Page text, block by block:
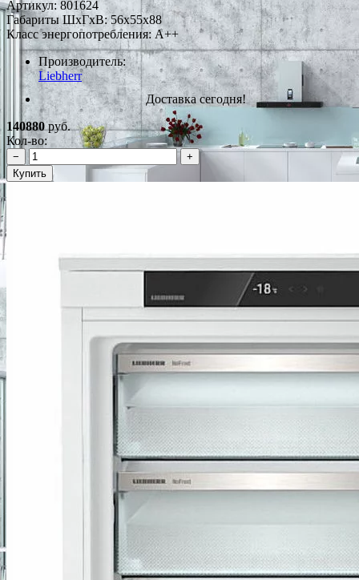
Артикул: 801624
Габариты ШxГxВ: 56x55x88
Класс энергопотребления: A++
Производитель:
Liebherr
Доставка сегодня!
140880руб.
Кол-во:
−
+
Купить